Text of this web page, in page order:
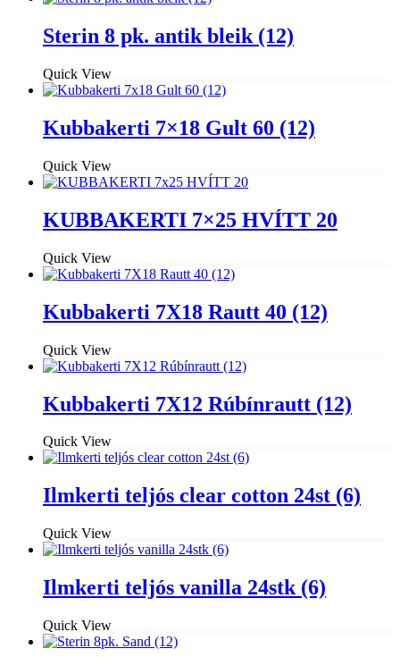
Sterin 8 pk. antik bleik (12)
Quick View
Kubbakerti 7×18 Gult 60 (12)
Quick View
KUBBAKERTI 7×25 HVÍTT 20
Quick View
Kubbakerti 7X18 Rautt 40 (12)
Quick View
Kubbakerti 7X12 Rúbínrautt (12)
Quick View
Ilmkerti teljós clear cotton 24st (6)
Quick View
Ilmkerti teljós vanilla 24stk (6)
Quick View